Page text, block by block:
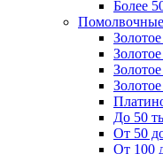
Более
Помолвочные
До 50
От 50
От 100